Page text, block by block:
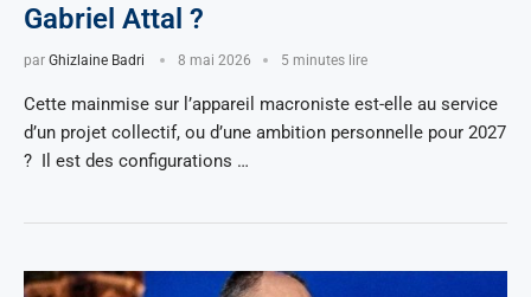
Gabriel Attal ?
par Ghizlaine Badri 8 mai 2026 5 minutes lire
Cette mainmise sur l’appareil macroniste est-elle au service
d’un projet collectif, ou d’une ambition personnelle pour 2027
? Il est des configurations …